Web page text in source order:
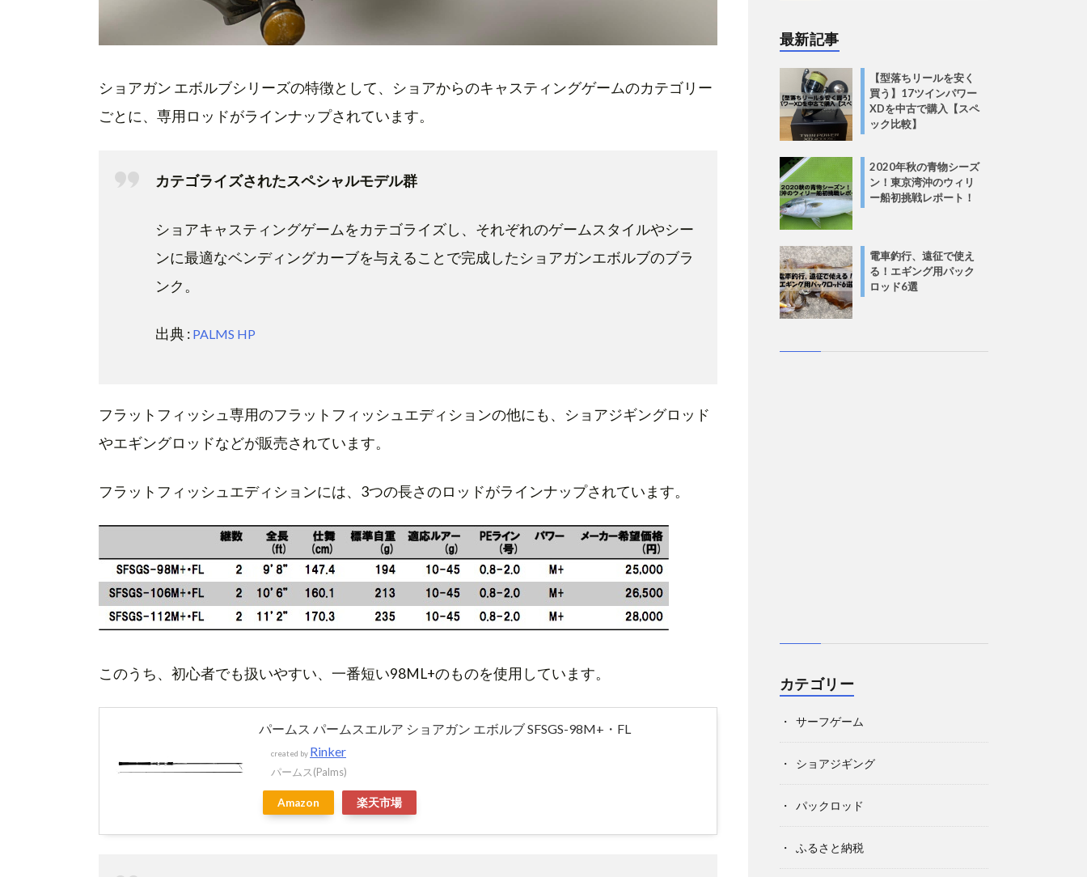
ショアガン エボルブシリーズの特徴として、ショアからのキャスティングゲームのカテゴリー
ごとに、専用ロッドがラインナップされています。
カテゴライズされたスペシャルモデル群
ショアキャスティングゲームをカテゴライズし、それぞれのゲームスタイルやシー
ンに最適なベンディングカーブを与えることで完成したショアガンエボルブのブラ
ンク。
出典 : PALMS HP
フラットフィッシュ専用のフラットフィッシュエディションの他にも、ショアジギングロッド
やエギングロッドなどが販売されています。
フラットフィッシュエディションには、3つの長さのロッドがラインナップされています。
このうち、初心者でも扱いやすい、一番短い98ML+のものを使用しています。
パームス パームスエルア ショアガン エボルブ SFSGS-98M+・FL
created by Rinker
パームス(Palms)
Amazon 楽天市場
最新記事
【型落ちリールを安く
買う】17ツインパワー
XDを中古で購入【スペ
ック比較】
2020年秋の青物シーズ
ン！東京湾沖のウィリ
ー船初挑戦レポート！
電車釣行、遠征で使え
る！エギング用パック
ロッド6選
カテゴリー
サーフゲーム
ショアジギング
パックロッド
ふるさと納税